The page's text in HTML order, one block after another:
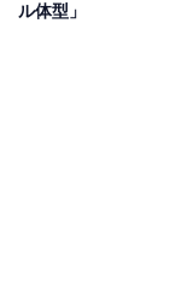
ル体型」